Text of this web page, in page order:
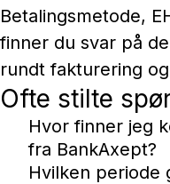
Betalingsmetode,
finner du svar på
rundt fakturering
Ofte stilte
Hvor finner jeg
fra BankAxept?
Hvilken periode